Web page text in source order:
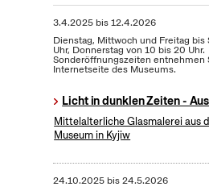
3.4.2025bis12.4.2026
Dienstag, Mittwoch und Freitag bis
Uhr, Donnerstag von 10 bis 20 Uhr.
Sonderöffnungszeiten entnehmen
Internetseite des Museums.
Licht in dunklen Zeiten -
Mittelalterliche Glasmalerei aus
Museum in Kyjiw
24.10.2025bis24.5.2026